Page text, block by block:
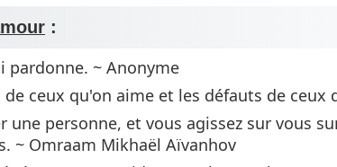
:
~ Anonyme
ceux qu'on aime et les défauts de ceux
une personne, et vous agissez sur vous
~ Omraam Mikhaël Aïvanhov